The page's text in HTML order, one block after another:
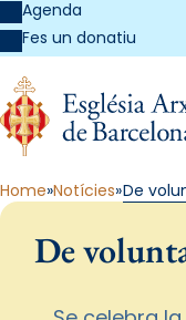
Agenda
Fes un donatiu
Home Notícies De
De